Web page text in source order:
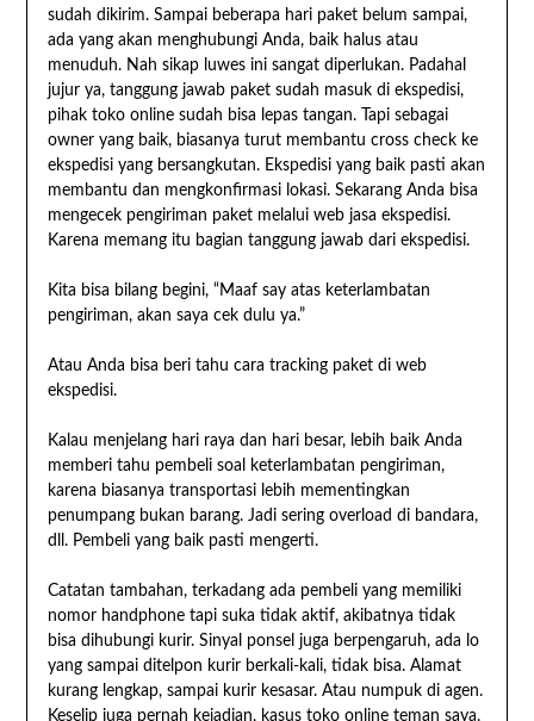
sudah dikirim. Sampai beberapa hari paket belum sampai,
ada yang akan menghubungi Anda, baik halus atau
menuduh. Nah sikap luwes ini sangat diperlukan. Padahal
jujur ya, tanggung jawab paket sudah masuk di ekspedisi,
pihak toko online sudah bisa lepas tangan. Tapi sebagai
owner yang baik, biasanya turut membantu cross check ke
ekspedisi yang bersangkutan. Ekspedisi yang baik pasti akan
membantu dan mengkonfirmasi lokasi. Sekarang Anda bisa
mengecek pengiriman paket melalui web jasa ekspedisi.
Karena memang itu bagian tanggung jawab dari ekspedisi.
Kita bisa bilang begini, “Maaf say atas keterlambatan
pengiriman, akan saya cek dulu ya.”
Atau Anda bisa beri tahu cara tracking paket di web
ekspedisi.
Kalau menjelang hari raya dan hari besar, lebih baik Anda
memberi tahu pembeli soal keterlambatan pengiriman,
karena biasanya transportasi lebih mementingkan
penumpang bukan barang. Jadi sering overload di bandara,
dll. Pembeli yang baik pasti mengerti.
Catatan tambahan, terkadang ada pembeli yang memiliki
nomor handphone tapi suka tidak aktif, akibatnya tidak
bisa dihubungi kurir. Sinyal ponsel juga berpengaruh, ada lo
yang sampai ditelpon kurir berkali-kali, tidak bisa. Alamat
kurang lengkap, sampai kurir kesasar. Atau numpuk di agen.
Keselip juga pernah kejadian, kasus toko online teman saya.